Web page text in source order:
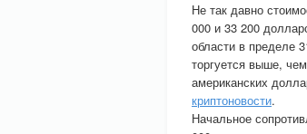
Не так давно
000 и 33 200
области в пределе
торгуется выше,
американских
криптоновости.
Начальное